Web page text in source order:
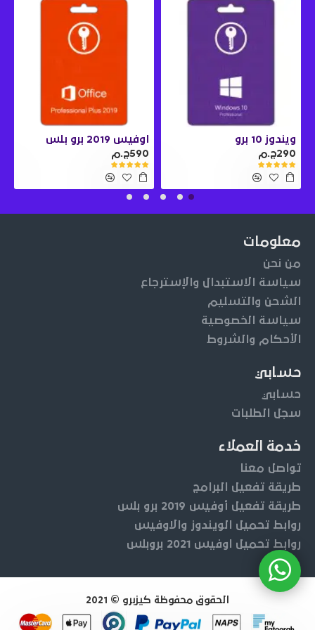
ويندوز 10 برو
290ج.م
اوفيس 2019 برو بلس
590ج.م
معلومات
من نحن
سياسة الاستبدال والإسترجاع
الشحن والتسليم
سياسة الخصوصية
الأحكام والشروط
حسابي
حسابي
سجل الطلبات
خدمة العملاء
تواصل معنا
طريقة تفعيل البرامج
طريقة تفعيل أوفيس 2019 برو بلس
روابط تحميل الويندوز والاوفيس
روابط تحميل اوفيس 2021 بروبلس
الحقوق محفوظة كيزبرو © 2021